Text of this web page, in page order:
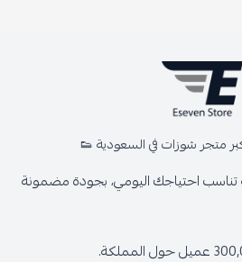
متجر شوزات في السعودية 👟
احتياجك اليومي، بجودة مضمونة